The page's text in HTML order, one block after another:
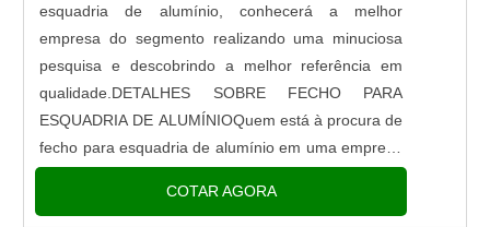
esquadria de alumínio, conhecerá a melhor
empresa do segmento realizando uma minuciosa
pesquisa e descobrindo a melhor referência em
qualidade.DETALHES SOBRE FECHO PARA
ESQUADRIA DE ALUMÍNIOQuem está à procura de
fecho para esquadria de alumínio em uma empresa
empresa atua com tubo de alumínio e bate fecha
COTAR AGORA